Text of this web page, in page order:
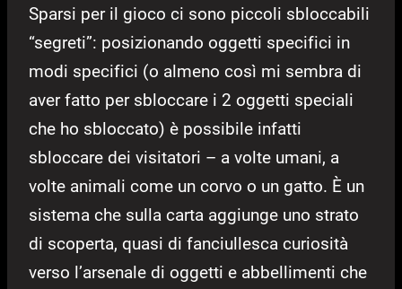
Sparsi per il gioco ci sono piccoli sbloccabili
“segreti”: posizionando oggetti specifici in
modi specifici (o almeno così mi sembra di
aver fatto per sbloccare i 2 oggetti speciali
che ho sbloccato) è possibile infatti
sbloccare dei visitatori – a volte umani, a
volte animali come un corvo o un gatto. È un
sistema che sulla carta aggiunge uno strato
di scoperta, quasi di fanciullesca curiosità
verso l’arsenale di oggetti e abbellimenti che